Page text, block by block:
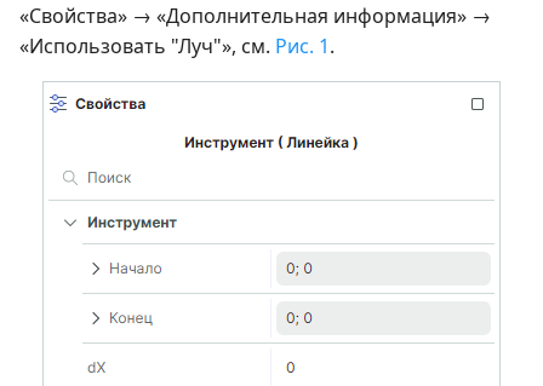
«Свойства» → «Дополнительная информация» →
«Использовать "Луч"», см. Рис. 1.